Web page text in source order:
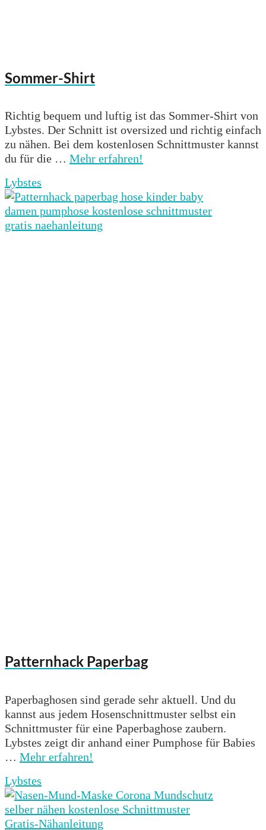
Sommer-Shirt
Richtig bequem und luftig ist das Sommer-Shirt von
Lybstes. Der Schnitt ist oversized und richtig einfach
zu nähen. Bei dem kostenlosen Schnittmuster kannst
du für die … Mehr erfahren!
Lybstes
Patternhack Paperbag
Paperbaghosen sind gerade sehr aktuell. Und du
kannst aus jedem Hosenschnittmuster selbst ein
Schnittmuster für eine Paperbaghose zaubern.
Lybstes zeigt dir anhand einer Pumphose für Babies
… Mehr erfahren!
Lybstes